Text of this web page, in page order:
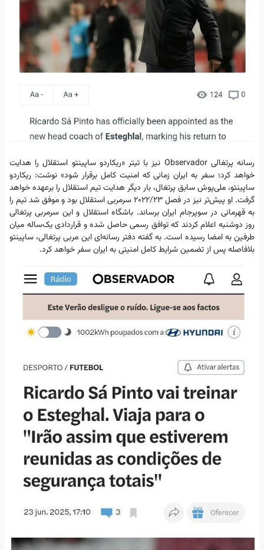
رسانه پرتغالی Observador نیز با تیتر «ریکاردو ساپینتو استقلال را هدایت
خواهد کرد؛ سفر به ایران زمانی که امنیت کامل برقرار شود» نوشت: ریکاردو
ساپینتو، ملی‌پوش سابق پرتغال، بار دیگر هدایت تیم استقلال را برعهده خواهد
گرفت. او پیش‌تر نیز در فصل ۲۰۲۲/۲۳ سرمربی استقلال بود و موفق شد تیم را
به قهرمانی در سوپرجام ایران برساند. باشگاه استقلال و این سرمربی پرتغالی
روز دوشنبه اعلام کردند که توافق رسمی حاصل شده و قراردادی یک‌ساله میان
طرفین به امضا رسیده است. به گفته دفتر رسانه‌ای این مربی پرتغالی، ساپینتو
بلافاصله پس از تضمین شرایط کامل امنیتی به ایران سفر خواهد کرد.